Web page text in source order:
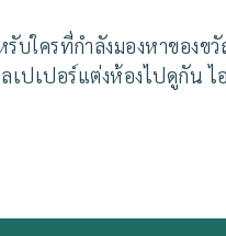
รับใครที่กำลังมองหาของข
เปเปอร์แต่งห้องไปดูกัน